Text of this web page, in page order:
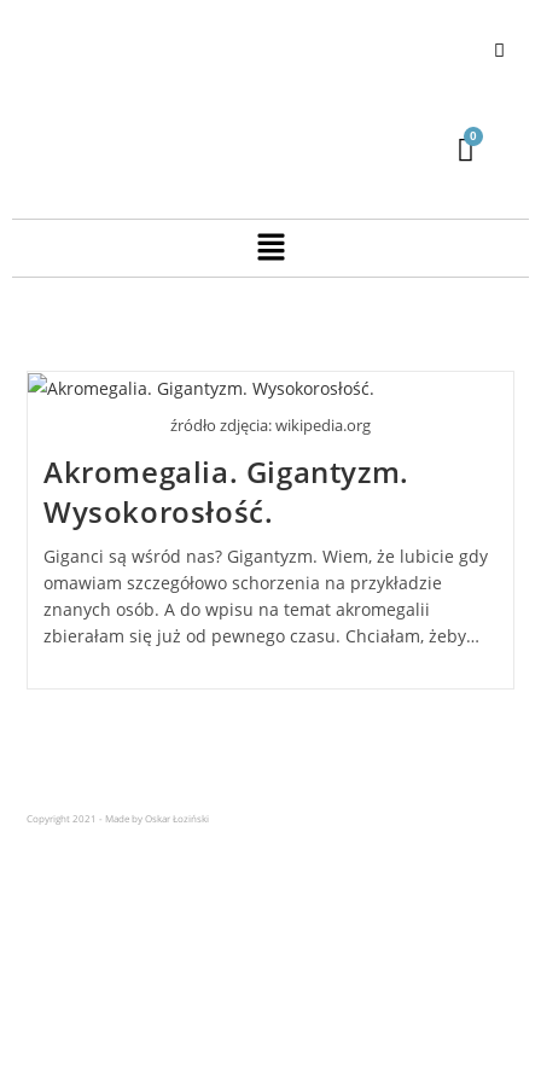
źródło zdjęcia: wikipedia.org
Akromegalia. Gigantyzm.
Wysokorosłość.
Giganci są wśród nas? Gigantyzm. Wiem, że lubicie gdy
omawiam szczegółowo schorzenia na przykładzie
znanych osób. A do wpisu na temat akromegalii
zbierałam się już od pewnego czasu. Chciałam, żeby…
Copyright 2021 - Made by Oskar Łoziński